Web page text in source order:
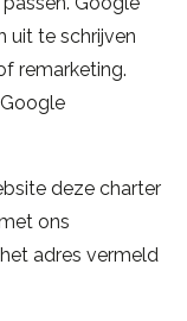
uit te schrijven
remarketing.
Google
deze charter
ons
adres vermeld